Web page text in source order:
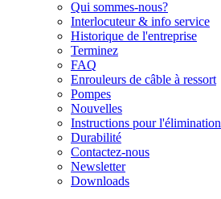
Qui sommes-nous?
Interlocuteur & info service
Historique de l'entreprise
Terminez
FAQ
Enrouleurs de câble à ressort
Pompes
Nouvelles
Instructions pour l'élimination
Durabilité
Contactez-nous
Newsletter
Downloads